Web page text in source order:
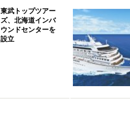
東武トップツアー
ズ、北海道インバ
ウンドセンターを
設立